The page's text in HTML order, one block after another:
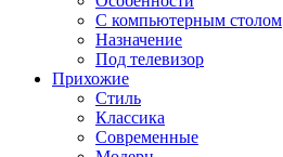
С компьютерным столом
Назначение
Под телевизор
Прихожие
Стиль
Классика
Современные